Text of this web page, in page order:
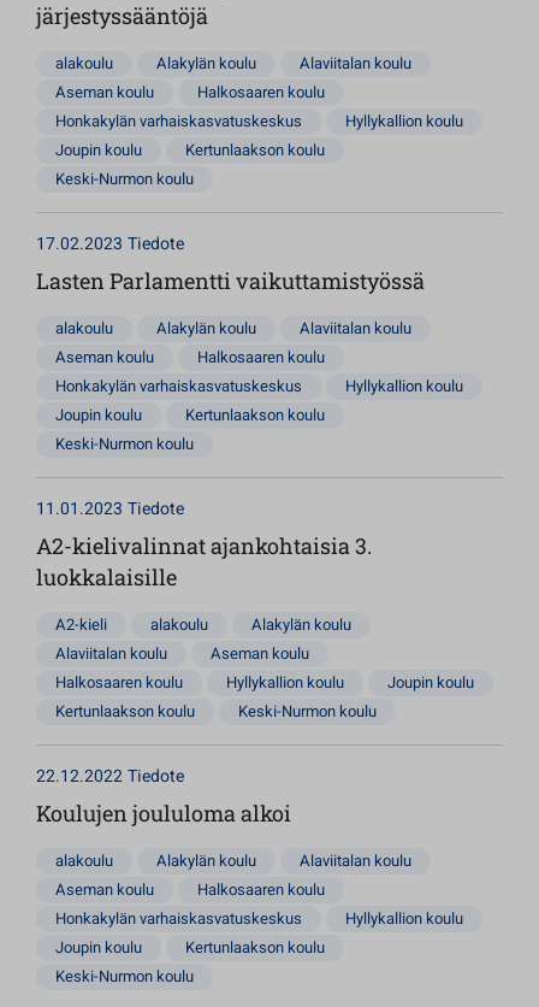
järjestyssääntöjä
alakoulu Alakylän koulu
Alaviitalan koulu
Aseman koulu
Halkosaaren koulu
Honkakylän varhaiskasvatuskeskus
Hyllykallion koulu
Joupin koulu
Kertunlaakson koulu
Keski-Nurmon koulu
17.02.2023 Tiedote
Lasten Parlamentti vaikuttamistyössä
alakoulu Alakylän koulu
Alaviitalan koulu
Aseman koulu
Halkosaaren koulu
Honkakylän varhaiskasvatuskeskus
Hyllykallion koulu
Joupin koulu
Kertunlaakson koulu
Keski-Nurmon koulu
11.01.2023 Tiedote
A2-kielivalinnat ajankohtaisia 3.
luokkalaisille
A2-kieli alakoulu
Alakylän koulu
Alaviitalan koulu
Aseman koulu
Halkosaaren koulu
Hyllykallion koulu
Joupin koulu
Kertunlaakson koulu
Keski-Nurmon koulu
22.12.2022Tiedote
Koulujen joululoma alkoi
alakoulu Alakylän koulu
Alaviitalan koulu
Aseman koulu
Halkosaaren koulu
Honkakylän varhaiskasvatuskeskus
Hyllykallion koulu
Joupin koulu
Kertunlaakson koulu
Keski-Nurmon koulu